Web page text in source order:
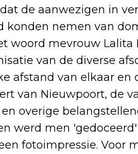
de aanwezigen in
konden nemen van
woord mevrouw Lalita
van de diverse
afstand van elkaar
van Nieuwpoort, de
overige
werd men
fotoimpressie. Voor